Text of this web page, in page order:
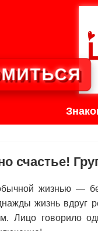
счастье!
жизнью —
жизнь вдруг
Лицо говорило